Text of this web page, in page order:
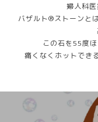
婦人科医
バザルト®️ストーンと
この石を55度
痛くなくホットでき